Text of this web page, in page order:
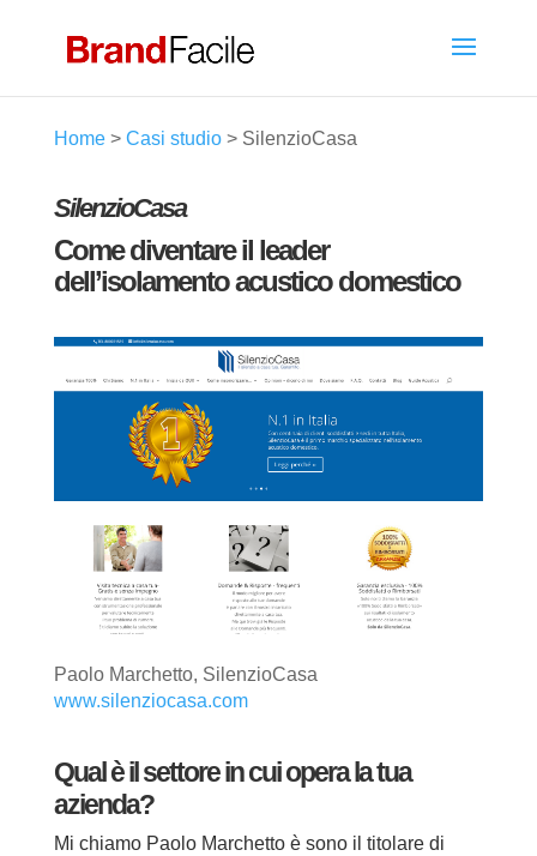
Home> Casi studio> SilenzioCasa
SilenzioCasa
Come diventare il leader
dell’isolamento acustico domestico
Paolo Marchetto, SilenzioCasa
www.silenziocasa.com
Qual è il settore in cui opera la tua
azienda?
Mi chiamo Paolo Marchetto è sono il titolare di